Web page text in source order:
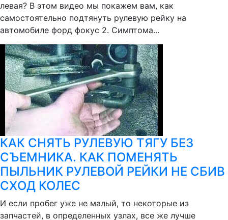
левая? В этом видео мы покажем вам, как
самостоятельно подтянуть рулевую рейку на
автомобиле форд фокус 2. Симптома...
КАК СНЯТЬ РУЛЕВУЮ ТЯГУ БЕЗ
СЪЕМНИКА. КАК ПОМЕНЯТЬ
ПЫЛЬНИК РУЛЕВОЙ РЕЙКИ НЕ СБИВ
СХОД КОЛЕС
И если пробег уже не малый, то некоторые из
запчастей, в определенных узлах, все же лучше